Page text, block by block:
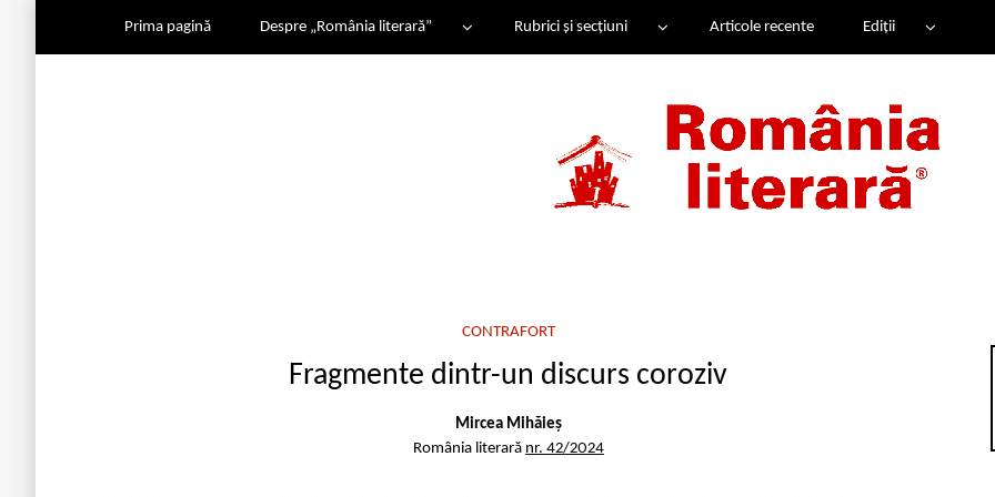
Prima pagină Despre „România literară” Rubrici și secțiuni Articole recente Ediții
CONTRAFORT
Fragmente dintr-un discurs coroziv
Mircea Mihăieș
România literară nr. 42/2024